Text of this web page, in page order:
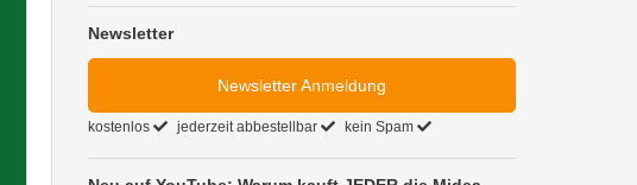
Newsletter
Newsletter Anmeldung
kostenlos jederzeit abbestellbar kein Spam